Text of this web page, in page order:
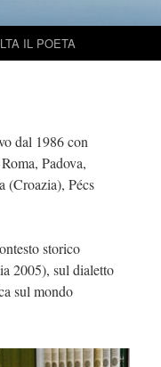
IL POETA
dal 1986 con
Padova,
(Croazia), Pécs
storico
2005), sul dialetto
sul mondo